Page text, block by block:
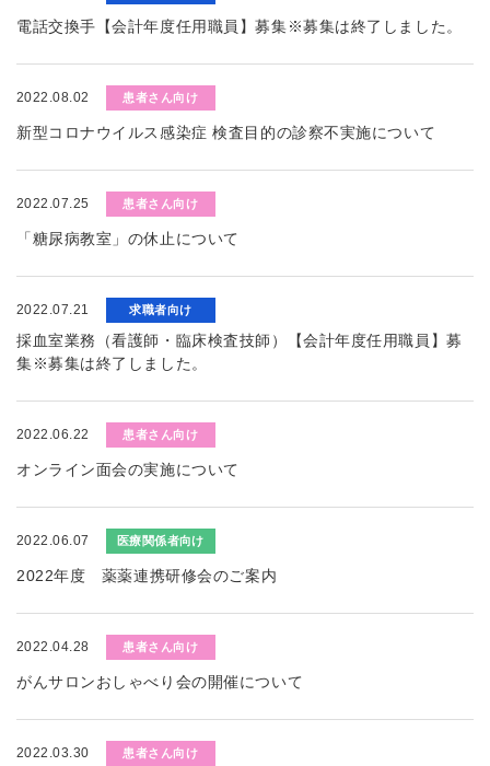
電話交換手【会計年度任用職員】募集※募集は終了しました。
2022.08.02 患者さん向け
新型コロナウイルス感染症 検査目的の診察不実施について
2022.07.25 患者さん向け
「糖尿病教室」の休止について
2022.07.21 求職者向け
採血室業務（看護師・臨床検査技師）【会計年度任用職員】募
集※募集は終了しました。
2022.06.22 患者さん向け
オンライン面会の実施について
2022.06.07 医療関係者向け
2022年度 薬薬連携研修会のご案内
2022.04.28 患者さん向け
がんサロンおしゃべり会の開催について
2022.03.30 患者さん向け